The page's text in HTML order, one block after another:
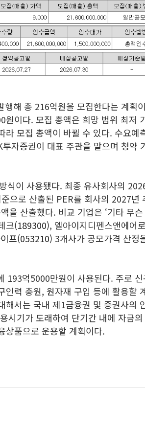
해 총 216억원을 모집한다는 계획
이다. 모집 총액은 희망 범위 최저
라 모집 총액이 바뀔 수 있다. 수요예
자증권이 대표 주관을 맡으며 청약
식이 사용됐다. 최종 유사회사의
으로 산출된 PER를 회사의 2027년
을 산출했다. 비교 기업은 ‘기타 무슨
크(189300), 엘아이지디펜스앤에어
프(053210) 3개사가 공모가격 산정
193억5000만원이 사용된다. 주로 신
력 충원, 원자재 구입 등에 활용할
서는 국내 제1금융권 및 증권사의
시기가 도래하여 단기간 내에 자금
상품으로 운용할 계획이다.